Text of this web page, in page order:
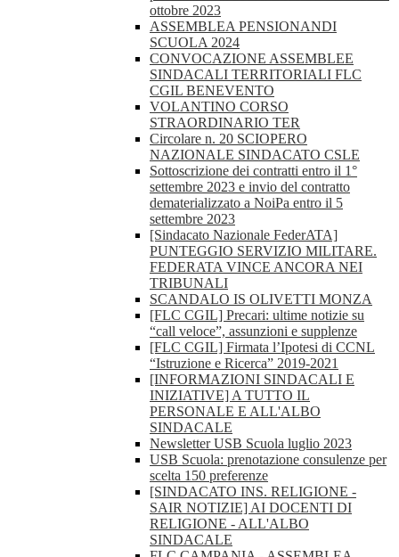
ottobre 2023
ASSEMBLEA PENSIONANDI
SCUOLA 2024
CONVOCAZIONE ASSEMBLEE
SINDACALI TERRITORIALI FLC
CGIL BENEVENTO
VOLANTINO CORSO
STRAORDINARIO TER
Circolare n. 20 SCIOPERO
NAZIONALE SINDACATO CSLE
Sottoscrizione dei contratti entro il 1°
settembre 2023 e invio del contratto
dematerializzato a NoiPa entro il 5
settembre 2023
[Sindacato Nazionale FederATA]
PUNTEGGIO SERVIZIO MILITARE.
FEDERATA VINCE ANCORA NEI
TRIBUNALI
SCANDALO IS OLIVETTI MONZA
[FLC CGIL] Precari: ultime notizie su
“call veloce”, assunzioni e supplenze
[FLC CGIL] Firmata l’Ipotesi di CCNL
“Istruzione e Ricerca” 2019-2021
[INFORMAZIONI SINDACALI E
INIZIATIVE] A TUTTO IL
PERSONALE E ALL'ALBO
SINDACALE
Newsletter USB Scuola luglio 2023
USB Scuola: prenotazione consulenze per
scelta 150 preferenze
[SINDACATO INS. RELIGIONE -
SAIR NOTIZIE] AI DOCENTI DI
RELIGIONE - ALL'ALBO
SINDACALE